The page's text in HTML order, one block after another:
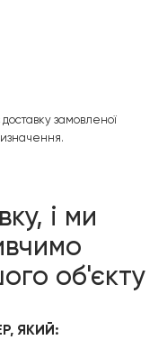
доставку замовленої
і ми
об'єкту
ЯКИЙ: